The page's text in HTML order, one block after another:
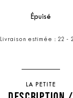
Épuisé
Livraison estimée : 22 -
LA PETITE